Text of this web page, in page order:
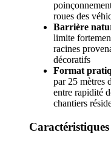
roues des
Barrière
limite
racines
décoratifs
Format
par 25 mètres
entre rapidité
chantiers